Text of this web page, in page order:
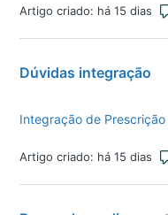
Artigo criado: há 15 dias
Dúvidas integração
Integração de Prescrição
Artigo criado: há 15 dias